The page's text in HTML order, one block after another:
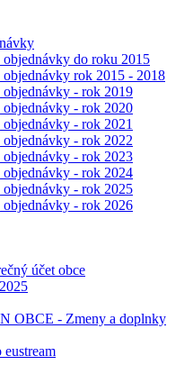
do roku 2015
rok 2015 - 2018
- rok 2019
- rok 2020
- rok 2021
- rok 2022
- rok 2023
- rok 2024
- rok 2025
- rok 2026
účet obce
OBCE - Zmeny a doplnky
eustream